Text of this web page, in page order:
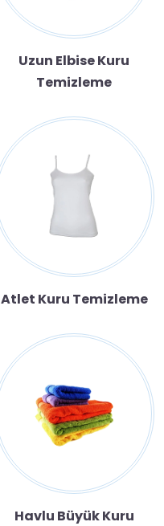
Uzun Elbise Kuru
Temizleme
Atlet Kuru Temizleme
Havlu Büyük Kuru